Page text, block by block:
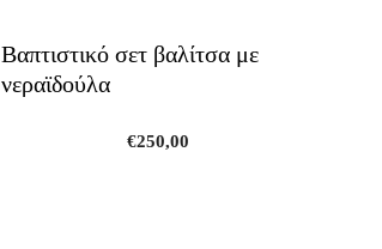
Βαπτιστικό σετ βαλίτσα με
νεραϊδούλα
€250,00